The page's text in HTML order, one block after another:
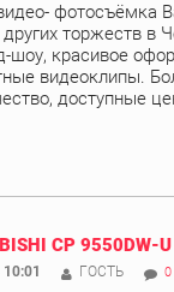
фотосъёмка
торжеств в
шоу, красивое
видеоклипы.
доступные
CP 9550DW-U
ГОСТЬ 0